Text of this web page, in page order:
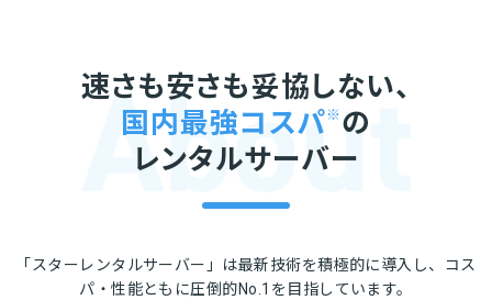
速さも安さも妥協しない、
国内最強コスパ ※ の
レンタルサーバー
「スターレンタルサーバー」は最新技術を積極的に導入し、コス
パ・性能ともに圧倒的No.1を目指しています。